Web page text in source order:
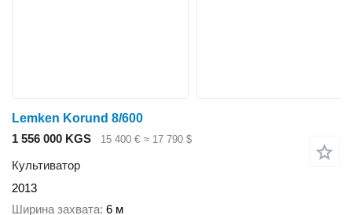
Lemken Korund 8/600
1 556 000 KGS
15 400 € ≈ 17 790 $
Культиватор
2013
Ширина захвата 6 м